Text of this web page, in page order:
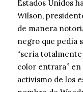
Estados Unidos
Wilson,
de manera
negro que pedía
“sería
color entrara” en
activismo de los